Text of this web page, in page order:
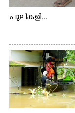
പുലികളി...